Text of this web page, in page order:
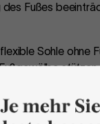
des Fußes
Sohle
stützen.